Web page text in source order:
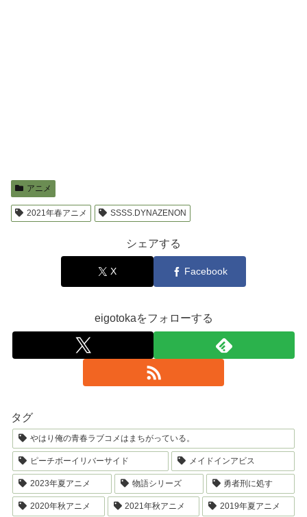
アニメ
2021年春アニメ SSSS.DYNAZENON
シェアする
X Facebook
eigotokaをフォローする
タグ
やはり俺の青春ラブコメはまちがっている。
ピーチボーイリバーサイド メイドインアビス
2023年夏アニメ 物語シリーズ 勇者刑に処す
2020年秋アニメ 2021年秋アニメ 2019年夏アニメ